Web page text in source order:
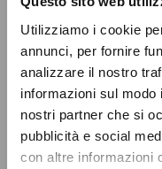
Utilizziamo i cookie
annunci, per fornire
analizzare il nostro
informazioni sul
nostri partner che si
pubblicità e social
con altre informazioni